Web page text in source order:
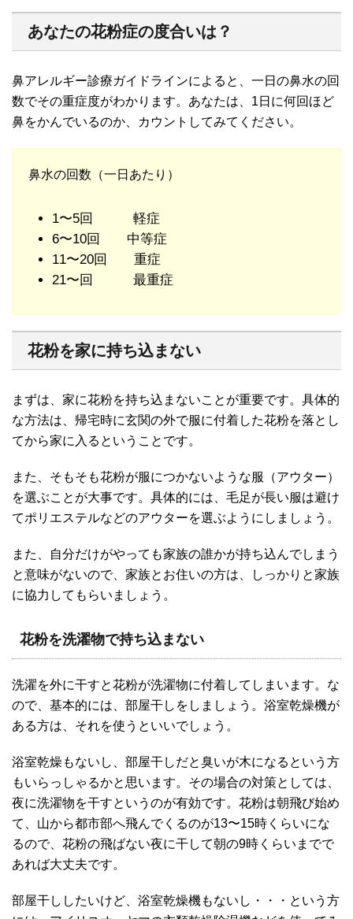
あなたの花粉症の度合いは？
鼻アレルギー診療ガイドラインによると、一日の鼻水の回
数でその重症度がわかります。あなたは、1日に何回ほど
鼻をかんでいるのか、カウントしてみてください。
鼻水の回数（一日あたり）
1〜5回 軽症
6〜10回 中等症
11〜20回 重症
21〜回 最重症
花粉を家に持ち込まない
まずは、家に花粉を持ち込まないことが重要です。具体的
な方法は、帰宅時に玄関の外で服に付着した花粉を落とし
てから家に入るということです。
また、そもそも花粉が服につかないような服（アウター）
を選ぶことが大事です。具体的には、毛足が長い服は避け
てポリエステルなどのアウターを選ぶようにしましょう。
また、自分だけがやっても家族の誰かが持ち込んでしまう
と意味がないので、家族とお住いの方は、しっかりと家族
に協力してもらいましょう。
花粉を洗濯物で持ち込まない
洗濯を外に干すと花粉が洗濯物に付着してしまいます。な
ので、基本的には、部屋干しをしましょう。浴室乾燥機が
ある方は、それを使うといいでしょう。
浴室乾燥もないし、部屋干しだと臭いが木になるという方
もいらっしゃるかと思います。その場合の対策としては、
夜に洗濯物を干すというのが有効です。花粉は朝飛び始め
て、山から都市部へ飛んでくるのが13〜15時くらいにな
るので、花粉の飛ばない夜に干して朝の9時くらいまでで
あれば大丈夫です。
部屋干ししたいけど、浴室乾燥機もないし・・・という方